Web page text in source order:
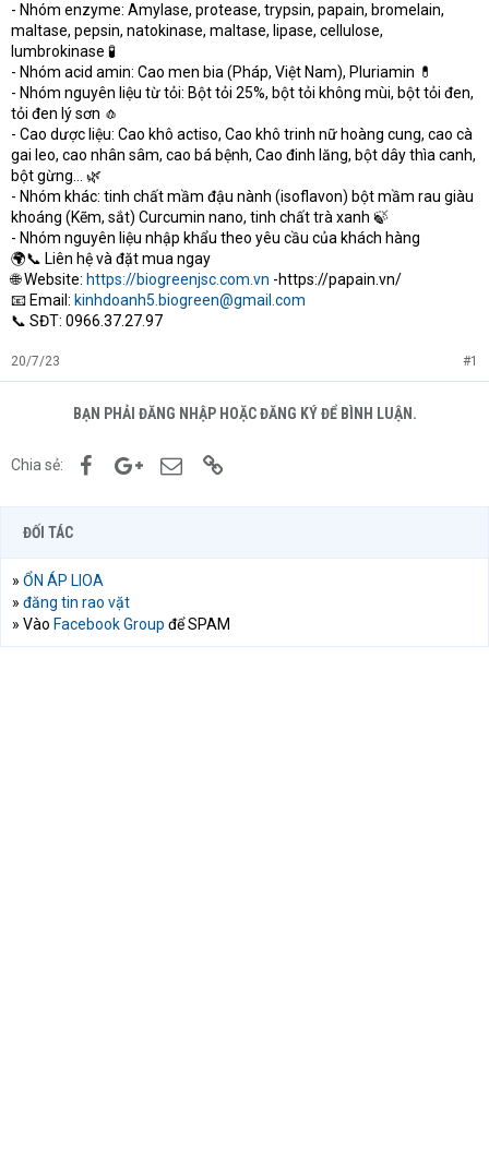
- Nhóm enzyme: Amylase, protease, trypsin, papain, bromelain,
maltase, pepsin, natokinase, maltase, lipase, cellulose,
lumbrokinase 🧪
- Nhóm acid amin: Cao men bia (Pháp, Việt Nam), Pluriamin 💊
- Nhóm nguyên liệu từ tỏi: Bột tỏi 25%, bột tỏi không mùi, bột tỏi đen,
tỏi đen lý sơn 🧄
- Cao dược liệu: Cao khô actiso, Cao khô trinh nữ hoàng cung, cao cà
gai leo, cao nhân sâm, cao bá bệnh, Cao đinh lăng, bột dây thìa canh,
bột gừng… 🌿
- Nhóm khác: tinh chất mầm đậu nành (isoflavon) bột mầm rau giàu
khoáng (Kẽm, sắt) Curcumin nano, tinh chất trà xanh 🍃
- Nhóm nguyên liệu nhập khẩu theo yêu cầu của khách hàng
🌍📞 Liên hệ và đặt mua ngay
🌐 Website: https://biogreenjsc.com.vn -https://papain.vn/
📧 Email: kinhdoanh5.biogreen@gmail.com
📞 SĐT: 0966.37.27.97
20/7/23 #1
BẠN PHẢI ĐĂNG NHẬP HOẶC ĐĂNG KÝ ĐỂ BÌNH LUẬN.
Chia sẻ: FacebookGoogle+Email
ĐỐI TÁC
» ỔN ÁP LIOA
» đăng tin rao vặt
» Vào Facebook Group để SPAM